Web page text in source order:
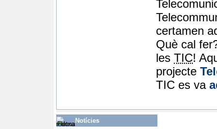
certamen
Què cal
les TIC!
projecte
TIC es va
Notícies